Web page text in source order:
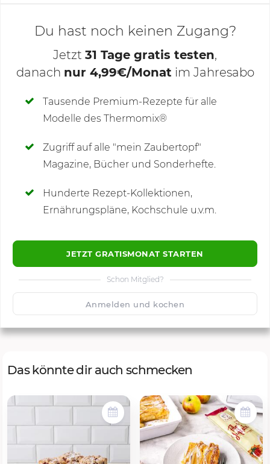
Deine Notizen
Du hast noch keinen Zugang?
Jetzt 31 Tage gratis testen,
danach nur 4,99€/Monat im Jahresabo
Tausende Premium-Rezepte für alle
Modelle des Thermomix®
Zugriff auf alle "mein Zaubertopf"
Magazine, Bücher und Sonderhefte.
Hunderte Rezept-Kollektionen,
Ernährungspläne, Kochschule u.v.m.
JETZT GRATISMONAT STARTEN
Schon Mitglied?
Anmelden und kochen
Kommentare
🙂 Speichern
Das könnte dir auch schmecken